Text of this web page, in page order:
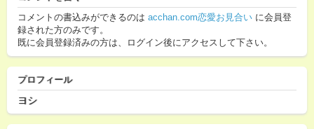
コメントの書込みができるのは acchan.com恋愛お見合い に会員登
録された方のみです。
既に会員登録済みの方は、ログイン後にアクセスして下さい。
プロフィール
ヨシ